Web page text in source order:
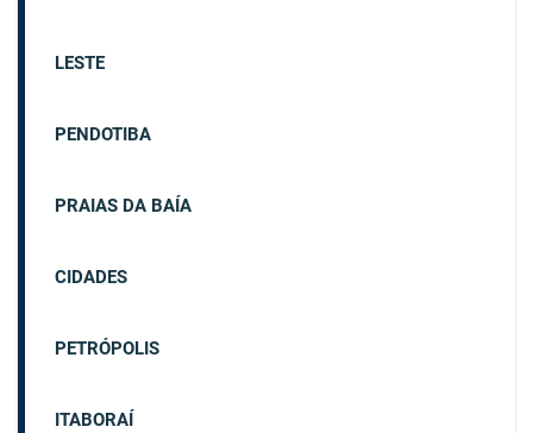
LESTE
PENDOTIBA
PRAIAS DA BAÍA
CIDADES
PETRÓPOLIS
ITABORAÍ